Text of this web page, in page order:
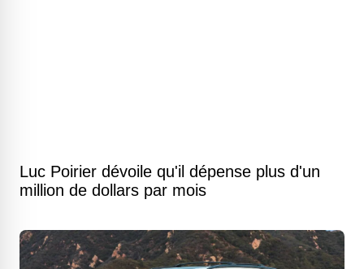
Luc Poirier dévoile qu'il dépense plus d'un
million de dollars par mois